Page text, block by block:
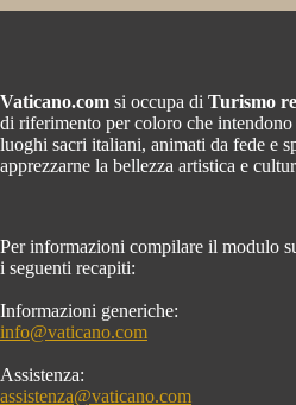
Vaticano.com si occupa di Turismo
di riferimento per coloro che
luoghi sacri italiani, animati da fede e
apprezzarne la bellezza artistica e
Per informazioni compilare il modulo
i seguenti recapiti:
Informazioni generiche:
info@vaticano.com
Assistenza:
assistenza@vaticano.com